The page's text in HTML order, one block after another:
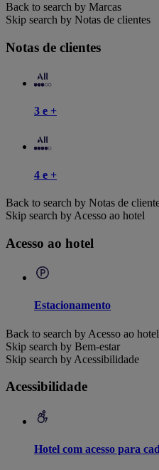
Back to search by Marcas
Skip search by Notas de clientes
Notas de clientes
3 e +
4 e +
Back to search by Notas de
Skip search by Acesso ao hotel
Acesso ao hotel
Estacionamento
Back to search by Acesso ao hotel
Skip search by Bem-estar
Skip search by Acessibilidade
Acessibilidade
Hotel com acesso para